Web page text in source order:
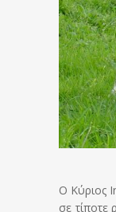
Ο Κύριος
σε τίποτε